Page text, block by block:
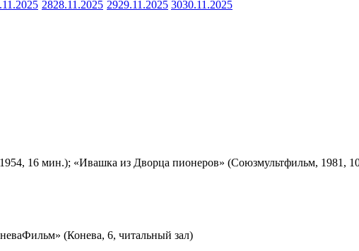
2828.11.2025 2929.11.2025 3030.11.2025
16 мин.); «Ивашка из Дворца пионеров» (Союзмультфильм, 1981,
(Конева, 6, читальный зал)